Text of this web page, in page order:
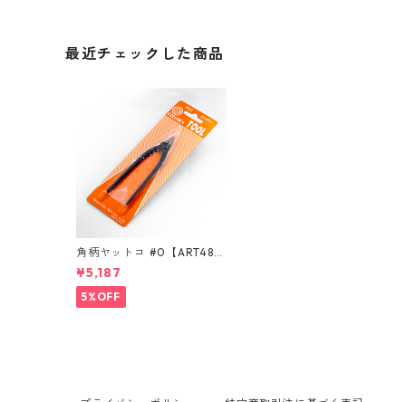
最近チェックした商品
角柄ヤットコ #0【ART483
20】
¥5,187
5%OFF